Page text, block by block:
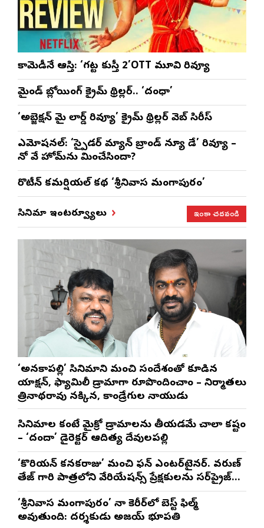
కామెడీనే ఆస్తి: ‘గట్ట కుస్తీ 2’OTT మూవి రివ్యూ
మైండ్ బ్లోయింగ్ క్రైమ్ థ్రిల్లర్.. ‘దంధా’
‘అబ్జెక్ష‌న్ మై లార్డ్ రివ్యూ’ క్రైమ్ థ్రిల్ల‌ర్ వెబ్ సిరీస్
ఎమోష‌న‌ల్‌: ‘స్పైడర్ మ్యాన్ బ్రాండ్ న్యూ డే’ రివ్యూ –
నో వే హోమ్‌ను మించేసిందా?
రొటీన్‌ కమర్షియల్‌ కథ ‘శ్రీనివాస మంగాపురం’
సినిమా ఇంటర్వ్యూలు ఇంకా చదవండి
‘అనకాపల్లి’ సినిమాని మంచి సందేశంతో కూడిన
యాక్షన్, ఫ్యామిలీ డ్రామాగా రూపొందించాం – నిర్మాతలు
త్రినాథరావు నక్కిన, కాండ్రేగుల నాయుడు
సినిమాల కంటే మైక్రో డ్రామాలను తీయడమే చాలా కష్టం
– ‘దందా’ డైరెక్ట‌ర్ ఆదిత్య దేవులపల్లి
‘కొరియన్ కనకరాజు’ మంచి ఫన్ ఎంటర్‌టైనర్. వరుణ్
తేజ్ గారి పాత్రలోని వేరియేషన్స్ ప్రేక్షకులను సర్‌ప్రైజ్
చేస్తాయి : దర్శకుడు మేర్లపాక గాంధీ
‘శ్రీనివాస మంగాపురం’ నా కెరీర్‌లో బెస్ట్ ఫిల్మ్
అవుతుంది: దర్శకుడు అజయ్ భూపతి